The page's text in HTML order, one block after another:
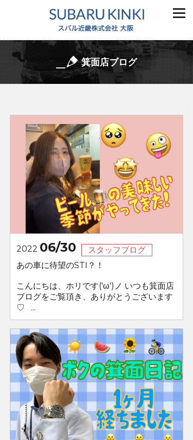
箕面店ブログ
2022 06/30
スタッフブログ
あの車に待望のSTI？！
こんにちは、ホリです('ω')ノ いつも箕面店
ブログをご覧頂き、ありがとうございます
♡ ...